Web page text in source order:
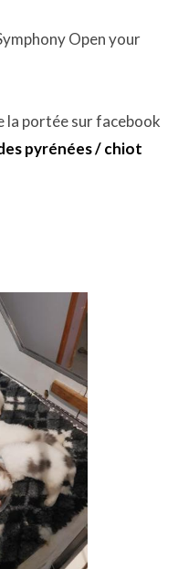
Open your
la portée sur facebook
pyrénées / chiot